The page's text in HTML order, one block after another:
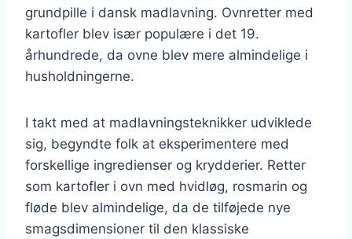
grundpille i dansk madlavning. Ovnretter med
kartofler blev især populære i det 19.
århundrede, da ovne blev mere almindelige i
husholdningerne.
I takt med at madlavningsteknikker udviklede
sig, begyndte folk at eksperimentere med
forskellige ingredienser og krydderier. Retter
som kartofler i ovn med hvidløg, rosmarin og
fløde blev almindelige, da de tilføjede nye
smagsdimensioner til den klassiske